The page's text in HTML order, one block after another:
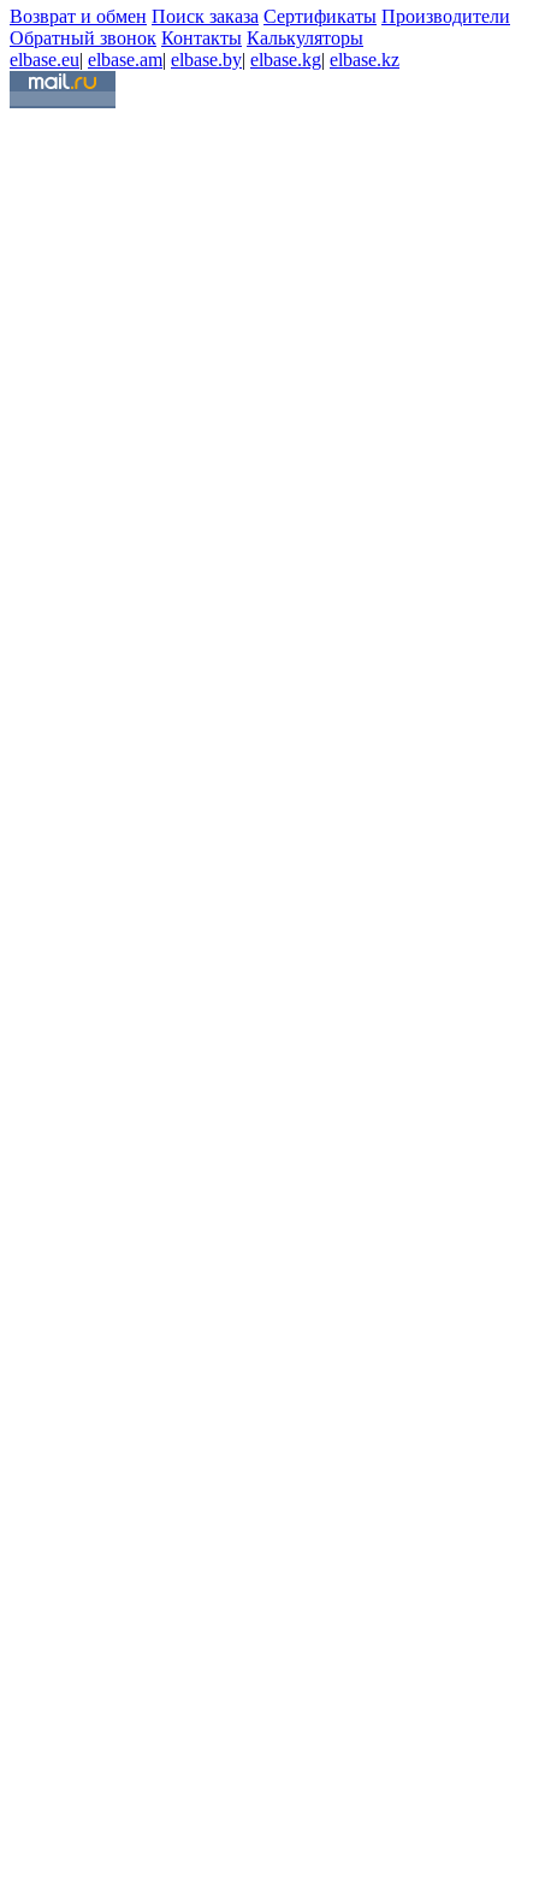
Возврат и обмен Поиск заказа Сертификаты Производители
Обратный звонок Контакты Калькуляторы
elbase.eu| elbase.am| elbase.by| elbase.kg| elbase.kz